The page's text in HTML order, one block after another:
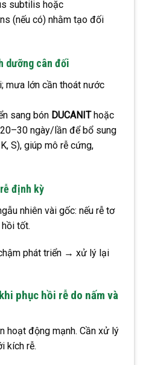
subtilis hoặc
(nếu có) nhằm tạo đối
dưỡng cân đối
mưa lớn cần thoát nước
sang bón DUCANIThoặc
ngày/lần để bổ sung
S), giúp mô rễ cứng,
định kỳ
nhiên vài gốc: nếu rễ tơ
tốt.
phát triển → xử lý lại
phục hồi rễ do nấm và
hoạt động mạnh. Cần xử lý
kích rễ.